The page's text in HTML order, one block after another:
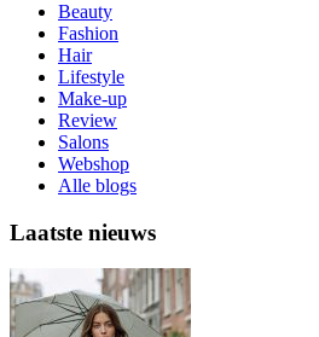
Beauty
Fashion
Hair
Lifestyle
Make-up
Review
Salons
Webshop
Alle blogs
Laatste nieuws